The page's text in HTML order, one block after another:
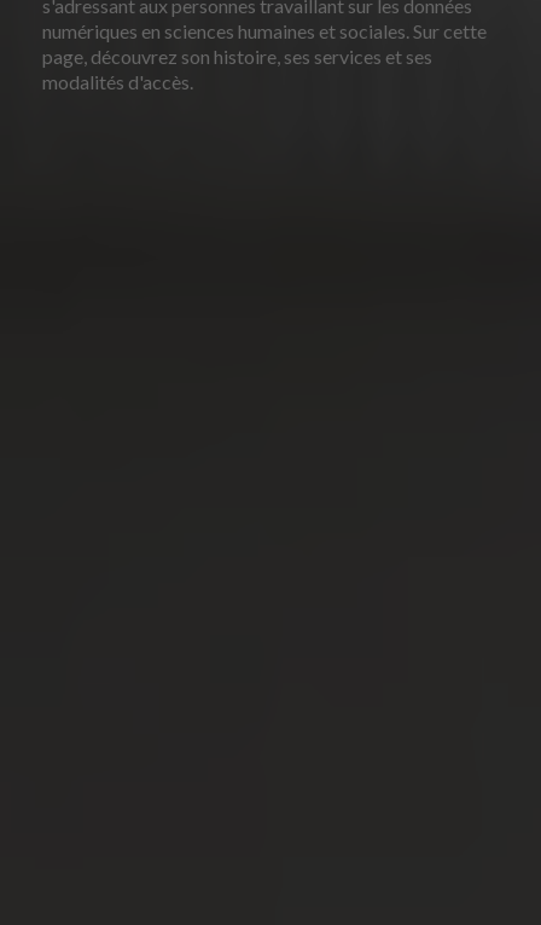
s'adressant aux personnes travaillant sur les données
numériques en sciences humaines et sociales. Sur cette
page, découvrez son histoire, ses services et ses
modalités d'accès.